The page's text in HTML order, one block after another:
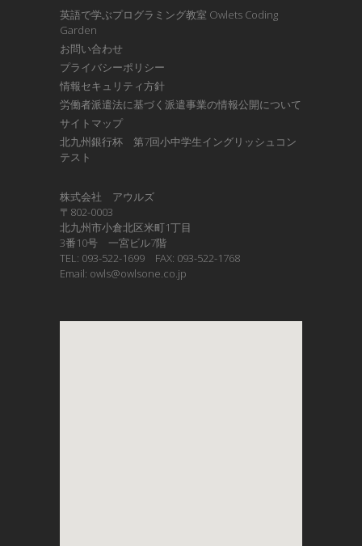
英語で学ぶプログラミング教室 Owlets Coding
Garden
お問い合わせ
プライバシーポリシー
情報セキュリティ方針
労働者派遣法に基づく派遣事業の情報公開について
サイトマップ
北九州銀行杯 第7回小中学生イングリッシュコン
テスト
株式会社 アウルズ
〒802-0003
北九州市小倉北区米町1丁目
3番10号 一宮ビル7階
TEL: 093-522-1699 FAX: 093-522-1768
Email: owls@owlsone.co.jp